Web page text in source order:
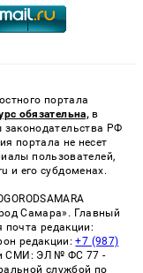
портала
обязательна, в
РФ
портала не несет
пользователей,
и его субдоменах.
Самара». Главный
редакции:
редакции:+7 (987)
СМИ: ЭЛ № ФС 77 -
службой по